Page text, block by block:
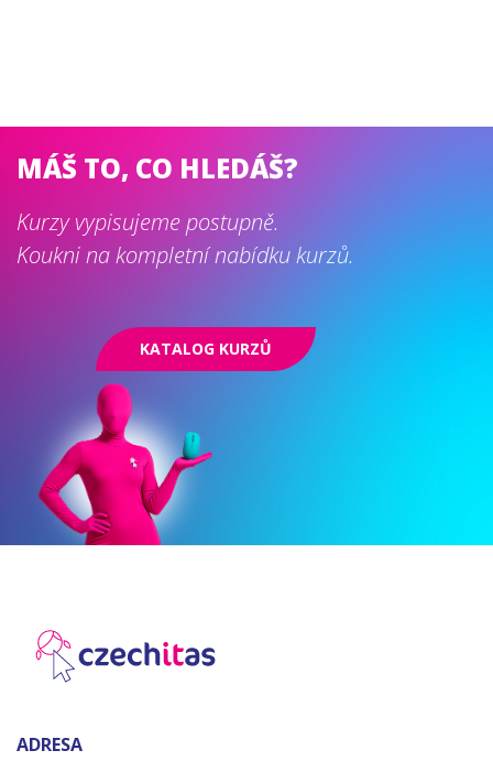
MÁŠ TO, CO HLEDÁŠ?
Kurzy vypisujeme postupně.
Koukni na kompletní nabídku kurzů.
KATALOG KURZŮ
ADRESA